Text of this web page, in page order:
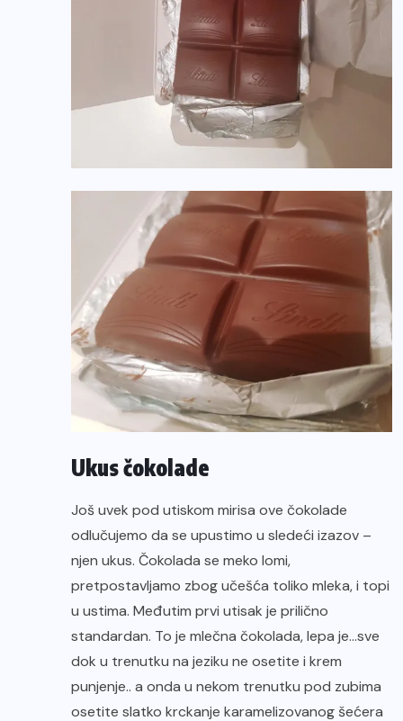
Ukus čokolade
Još uvek pod utiskom mirisa ove čokolade
odlučujemo da se upustimo u sledeći izazov –
njen ukus. Čokolada se meko lomi,
pretpostavljamo zbog učešća toliko mleka, i topi
u ustima. Međutim prvi utisak je prilično
standardan. To je mlečna čokolada, lepa je…sve
dok u trenutku na jeziku ne osetite i krem
punjenje.. a onda u nekom trenutku pod zubima
osetite slatko krckanje karamelizovanog šećera